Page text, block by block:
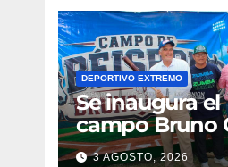
DEPORTIVO EXTREMO
Se inaugura el
campo Bruno
3 AGOSTO, 2026